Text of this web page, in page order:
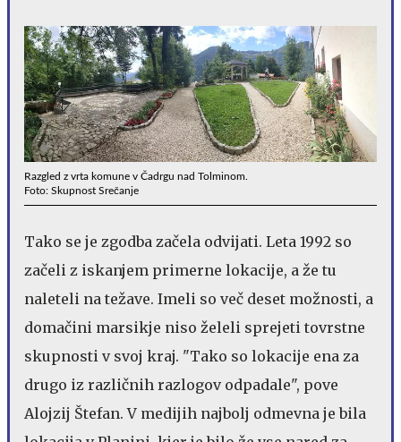
Razgled z vrta komune v Čadrgu nad Tolminom.
Foto: Skupnost Srečanje
Tako se je zgodba začela odvijati. Leta 1992 so
začeli z iskanjem primerne lokacije, a že tu
naleteli na težave. Imeli so več deset možnosti, a
domačini marsikje niso želeli sprejeti tovrstne
skupnosti v svoj kraj. "Tako so lokacije ena za
drugo iz različnih razlogov odpadale", pove
Alojzij Štefan. V medijih najbolj odmevna je bila